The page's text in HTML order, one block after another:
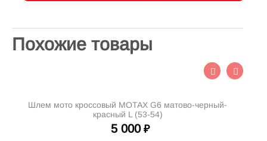
Похожие товары
Шлем мото кроссовый MOTAX G6 матово-черный-
красный L (53-54)
5 000 ₽